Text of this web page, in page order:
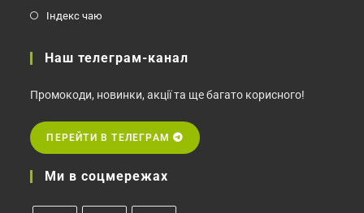
Індекс чаю
Наш телеграм-канал
Промокоди, новинки, акції та ще багато корисного!
ПЕРЕЙТИ В ТЕЛЕГРАМ
Ми в соцмережах